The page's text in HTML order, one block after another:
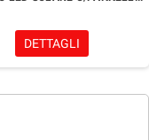
DETTAGLI